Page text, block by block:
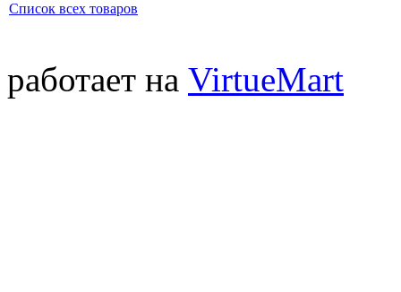
Список всех товаров
работает на VirtueMart